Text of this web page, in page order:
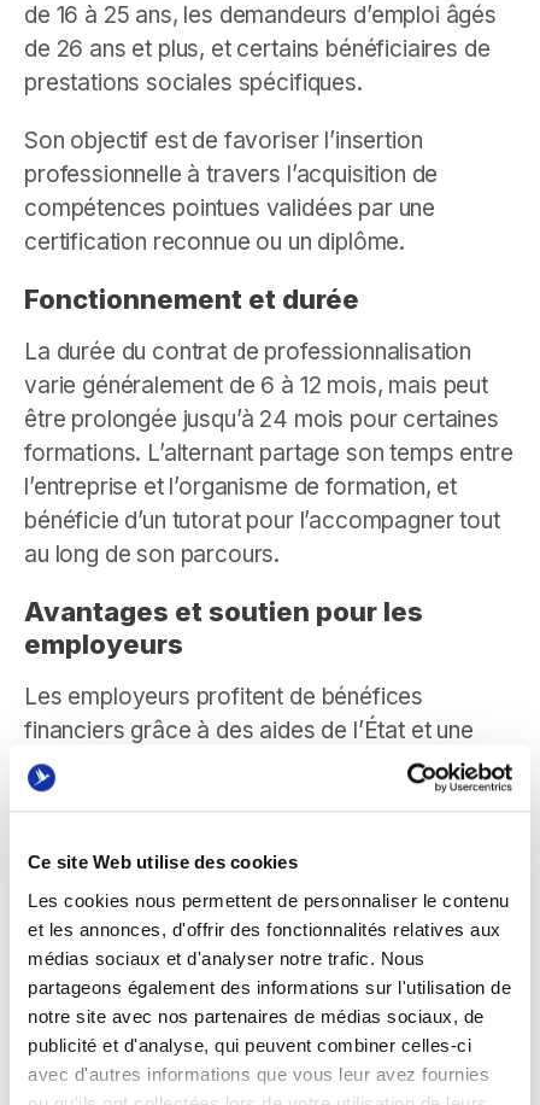
Ce site Web utilise des cookies
Les cookies nous permettent de personnaliser le contenu
et les annonces, d'offrir des fonctionnalités relatives aux
médias sociaux et d'analyser notre trafic. Nous
partageons également des informations sur l'utilisation de
notre site avec nos partenaires de médias sociaux, de
publicité et d'analyse, qui peuvent combiner celles-ci
avec d'autres informations que vous leur avez fournies
de 16 à 25 ans, les demandeurs d’emploi âgés
de 26 ans et plus, et certains bénéficiaires de
prestations sociales spécifiques.
Son objectif est de favoriser l’insertion
professionnelle à travers l’acquisition de
compétences pointues validées par une
certification reconnue ou un diplôme.
Fonctionnement et durée
La durée du contrat de professionnalisation
varie généralement de 6 à 12 mois, mais peut
être prolongée jusqu’à 24 mois pour certaines
formations. L’alternant partage son temps entre
l’entreprise et l’organisme de formation, et
bénéficie d’un tutorat pour l’accompagner tout
au long de son parcours.
Avantages et soutien pour les
employeurs
Les employeurs profitent de bénéfices
financiers grâce à des aides de l’État et une
diminution des charges sociales lorsqu’ils
embauchent avec ce type de contrat. Cela fait
important d’acquisition de talents pour les
secteurs nécessitant spécifiquement des
compétences expertes.
Contribution au dynamisme du
marché
Le contrat de professionnalisation renforce la